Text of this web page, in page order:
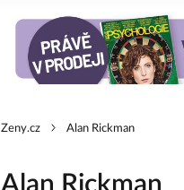
Zeny.cz Alan Rickman
Alan Rickman